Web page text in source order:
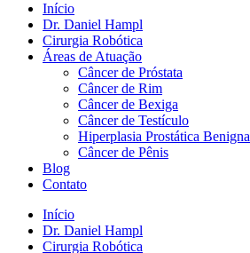
Início
Dr. Daniel Hampl
Cirurgia Robótica
Áreas de Atuação
Câncer de Próstata
Câncer de Rim
Câncer de Bexiga
Câncer de Testículo
Hiperplasia Prostática Benigna
Câncer de Pênis
Blog
Contato
Início
Dr. Daniel Hampl
Cirurgia Robótica